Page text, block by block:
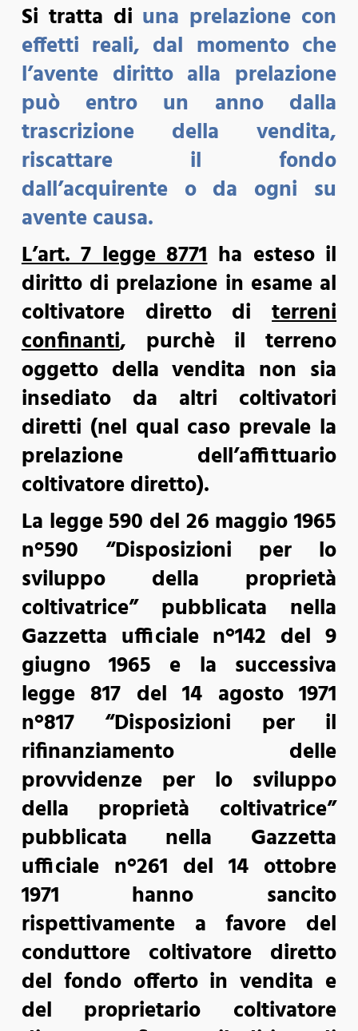
Si tratta di una prelazione con
effetti reali, dal momento che
l’avente diritto alla prelazione
può entro un anno dalla
trascrizione della vendita,
riscattare il fondo
dall’acquirente o da ogni su
avente causa.
L’art. 7 legge 8771ha esteso il
diritto di prelazione in esame al
coltivatore diretto diterreni
confinanti, purchè il terreno
oggetto della vendita non sia
insediato da altri coltivatori
diretti (nel qual caso prevale la
prelazione dell’affittuario
coltivatore diretto).
La legge 590 del 26 maggio 1965
n°590 “Disposizioni per lo
sviluppo della proprietà
coltivatrice” pubblicata nella
Gazzetta ufficiale n°142 del 9
giugno 1965 e la successiva
legge 817 del 14 agosto 1971
n°817 “Disposizioni per il
rifinanziamento delle
provvidenze per lo sviluppo
della proprietà coltivatrice”
pubblicata nella Gazzetta
ufficiale n°261 del 14 ottobre
1971 hanno sancito
rispettivamente a favore del
conduttore coltivatore diretto
del fondo offerto in vendita e
del proprietario coltivatore